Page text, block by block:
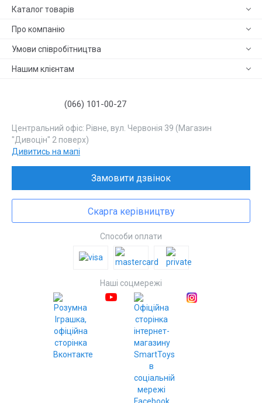
Каталог товарів
Про компанію
Умови співробітництва
Нашим клієнтам
(066) 101-00-27
Центральний офіс: Рівне, вул. Червонія 39 (Магазин
"Дивоцін" 2 поверх)
Дивитись на мапі
Замовити дзвінок
Скарга керівництву
Способи оплати
Наші соцмережі